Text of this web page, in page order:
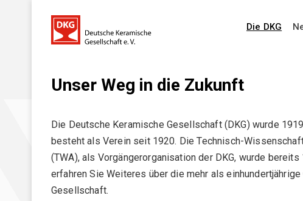
Die DKG
Die DKG
Ziele und Aufgaben
DKG-Leitbild
DKG-Jahrestagungen _ Übersicht
Geschichte
Unser Weg in die Zukunft
Die Deutsche Keramische Gesellschaft (DKG) wurde
besteht als Verein seit 1920. Die Technisch-
(TWA), als Vorgängerorganisation der DKG, wurde
erfahren Sie Weiteres über die mehr als
Gesellschaft.